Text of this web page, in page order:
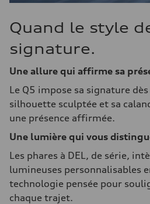
Quand le style
signature.
Une allure qui affirme sa
Le Q5 impose sa signature
silhouette sculptée et sa
une présence affirmée.
Une lumière qui vous
Les phares à DEL, de série,
lumineuses personnalisables
technologie pensée pour
chaque trajet.